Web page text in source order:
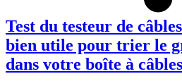
Test du testeur de
bien utile pour trier le
dans votre boîte à câbles